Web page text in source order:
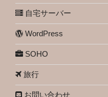
自宅サーバー
WordPress
SOHO
旅行
お問い合わせ